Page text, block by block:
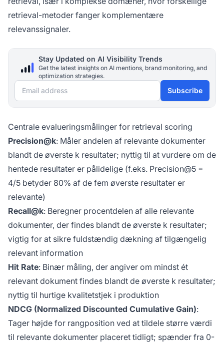
retrieval-metoder fanger komplementære
relevanssignaler.
Stay Updated on AI Visibility Trends
Get the latest insights on AI mentions, brand monitoring, and
optimization strategies.
Email address Subscribe
Centrale evalueringsmålinger for retrieval scoring
Precision@k: Måler andelen af relevante dokumenter
blandt de øverste k resultater; nyttig til at vurdere om de
hentede resultater er pålidelige (f.eks. Precision@5 =
4/5 betyder 80% af de fem øverste resultater er
relevante)
Recall@k: Beregner procentdelen af alle relevante
dokumenter, der findes blandt de øverste k resultater;
vigtig for at sikre fuldstændig dækning af tilgængelig
relevant information
Hit Rate: Binær måling, der angiver om mindst ét
relevant dokument findes blandt de øverste k resultater;
nyttig til hurtige kvalitetstjek i produktion
NDCG (Normalized Discounted Cumulative Gain):
Tager højde for rangposition ved at tildele større værdi
til relevante dokumenter placeret tidligt; spænder fra 0-